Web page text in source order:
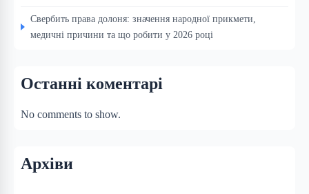
Свербить права долоня: значення народної прикмети,
медичні причини та що робити у 2026 році
Останні коментарі
No comments to show.
Архіви